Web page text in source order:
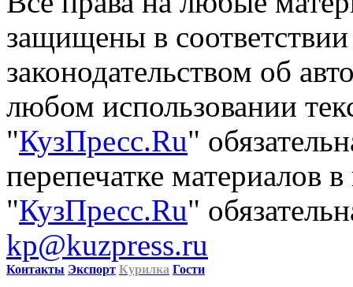
защищены в
законодательством об
любом использовании
"КузПресс.Ru"
перепечатке материалов
"КузПресс.Ru"
kp@kuzpress.ru
Контакты Экспорт Курилка Гости